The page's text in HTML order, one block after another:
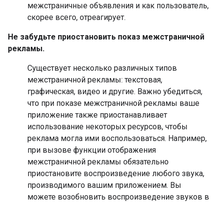
межстраничные объявления и как пользователь,
скорее всего, отреагирует.
Не забудьте приостановить показ межстраничной
рекламы.
Существует несколько различных типов
межстраничной рекламы: текстовая,
графическая, видео и другие. Важно убедиться,
что при показе межстраничной рекламы ваше
приложение также приостанавливает
использование некоторых ресурсов, чтобы
реклама могла ими воспользоваться. Например,
при вызове функции отображения
межстраничной рекламы обязательно
приостановите воспроизведение любого звука,
производимого вашим приложением. Вы
можете возобновить воспроизведение звуков в